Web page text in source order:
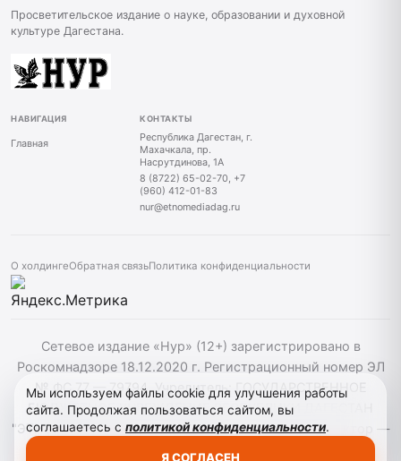
Просветительское издание о науке, образовании и духовной
культуре Дагестана.
НАВИГАЦИЯ
Главная
КОНТАКТЫ
Республика Дагестан, г.
Махачкала, пр.
Насрутдинова, 1А
8 (8722) 65-02-70, +7
(960) 412-01-83
nur@etnomediadag.ru
О холдингеОбратная связьПолитика конфиденциальности
Сетевое издание «Нур» (12+) зарегистрировано в
Роскомнадзоре 18.12.2020 г. Регистрационный номер ЭЛ
№ ФС 77 — 79794. Учредитель: ГОСУДАРСТВЕННОЕ
БЮДЖЕТНОЕ УЧРЕЖДЕНИЕ РЕСПУБЛИКИ ДАГЕСТАН
"ЭТНОМЕДИАХОЛДИНГ "ДАГЕСТАН". Главный редактор —
Б. С. Абдуллаев. При использовании материалов сайта
Мы используем файлы cookie для улучшения работы
сайта. Продолжая пользоваться сайтом, вы
соглашаетесь с политикой конфиденциальности.
Я СОГЛАСЕН